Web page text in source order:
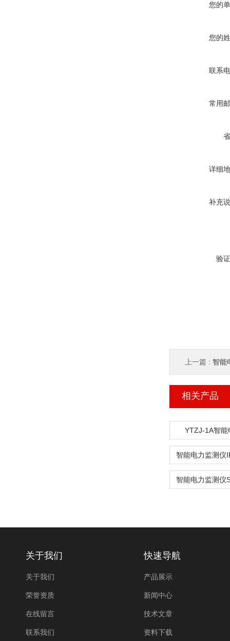
您的
您的
联系
常用
详细
补充
验
上一篇 : 智能
相关产品
YTZJ-1A智能
关于我们
关于我们
荣誉资质
在线留言
联系我们
快速导航
产品展示
新闻中心
技术文章
资料下载